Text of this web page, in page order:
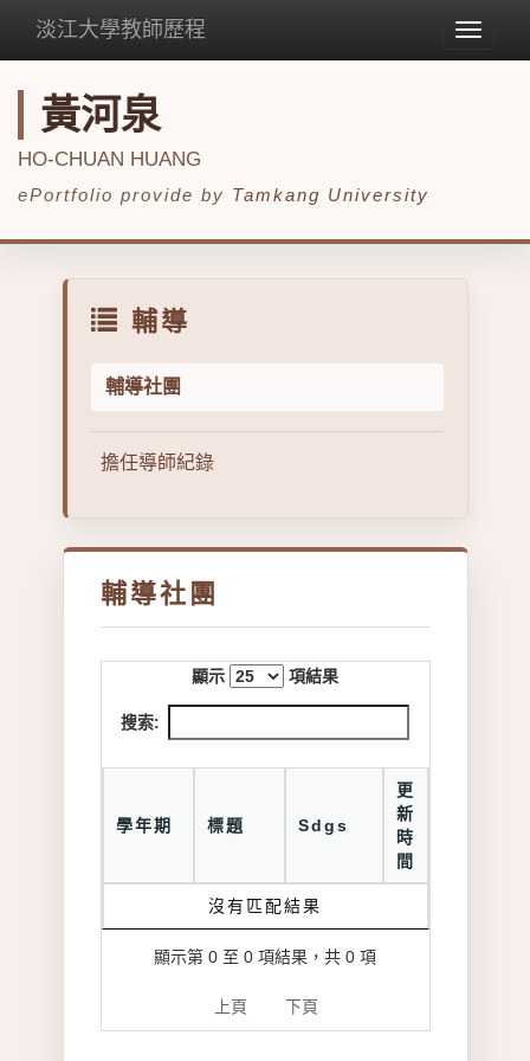
Toggle
淡江大學教師歷程
黃河泉
HO-CHUAN HUANG
ePortfolio provide by Tamkang University
輔導
輔導社團
擔任導師紀錄
輔導社團
顯示 項結果
搜索:
學年期 標題 Sdgs
更
新
時
間
沒有匹配結果
顯示第 0 至 0 項結果，共 0 項
上頁 下頁